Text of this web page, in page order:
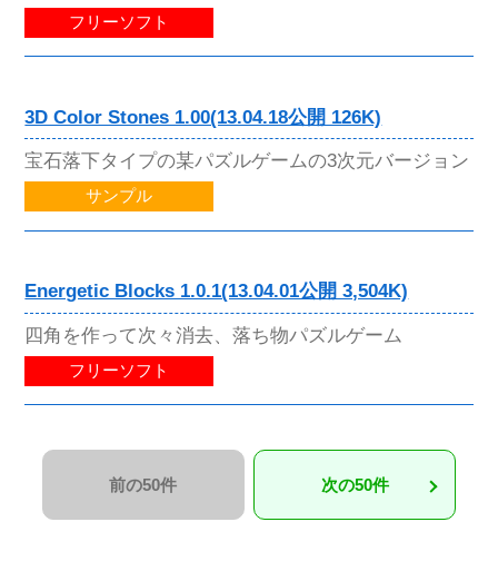
フリーソフト
3D Color Stones 1.00(13.04.18公開 126K)
宝石落下タイプの某パズルゲームの3次元バージョン
サンプル
Energetic Blocks 1.0.1(13.04.01公開 3,504K)
四角を作って次々消去、落ち物パズルゲーム
フリーソフト
前の50件 次の50件